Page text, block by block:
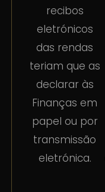
recibos
eletrónicos
das rendas
teriam que as
declarar às
Finanças em
papel ou por
transmissão
eletrónica.